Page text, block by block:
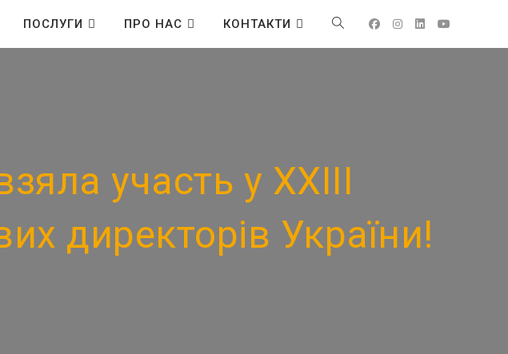
ПОСЛУГИ ПРО НАС КОНТАКТИ
участь у XXIII
директорів України!